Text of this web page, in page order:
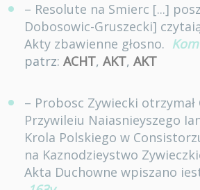
– Resolute na Smierc [...]
Dobosowic-Gruszecki]
Akty zbawienne głosno.
patrz: ACHT, AKT, AKT
– Probosc Zywiecki
Przywileiu Naiasnieyszego
Krola Polskiego w
na Kaznodzieystwo
Akta Duchowne wpiszano